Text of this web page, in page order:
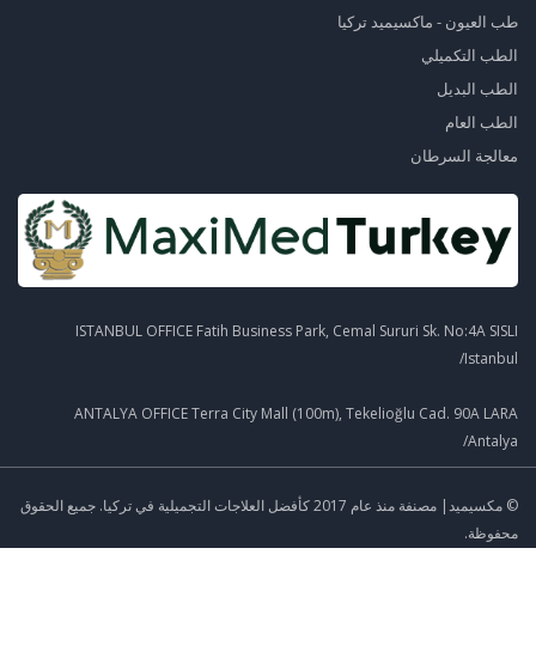
طب العيون - ماكسيميد تركيا
الطب التكميلي
الطب البديل
الطب العام
معالجة السرطان
ISTANBUL OFFICE Fatih Business Park, Cemal Sururi Sk. No:4A SISLI
/Istanbul
ANTALYA OFFICE Terra City Mall (100m), Tekelioğlu Cad. 90A LARA
/Antalya
© مكسيميد| مصنفة منذ عام 2017 كأفضل العلاجات التجميلية في تركيا. جميع الحقوق
محفوظة.